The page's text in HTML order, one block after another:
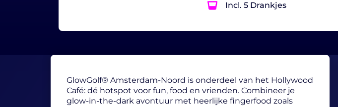
Incl. 5 Drankjes
GlowGolf® Amsterdam-Noord is onderdeel van het Hollywood
Café: dé hotspot voor fun, food en vrienden. Combineer je
glow-in-the-dark avontuur met heerlijke fingerfood zoals